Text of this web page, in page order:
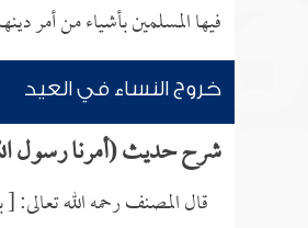
فيها المسلمين بأشياء من أمر
خروج النساء في العيد
شرح حديث (أمرنا رسول
قال المصنف رحمه الله